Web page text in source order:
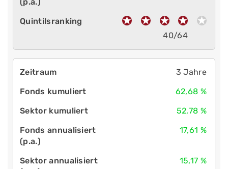
40/64
3 Jahre
62,68 %
52,78 %
17,61 %
15,17 %